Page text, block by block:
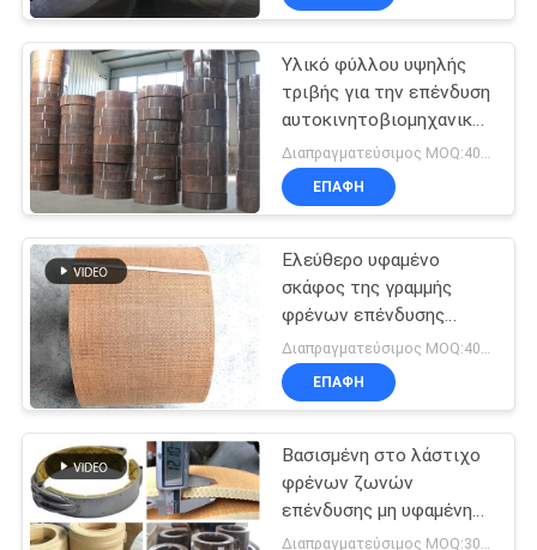
Υλικό φύλλου υψηλής
τριβής για την επένδυση
αυτοκινητοβιομηχανικών
ελαστικών για τρακτέρ
και γερανό
ΕΠΑΦΉ
Ελεύθερο υφαμένο
σκάφος της γραμμής
φρένων επένδυσης
ζωνών φρένων
αμιάντων για τη βάρκα
γερανών σκαφών ζωνών
ΕΠΑΦΉ
Βασισμένη στο λάστιχο
φρένων ζωνών
επένδυσης μη υφαμένη
αμίαντος φρένων